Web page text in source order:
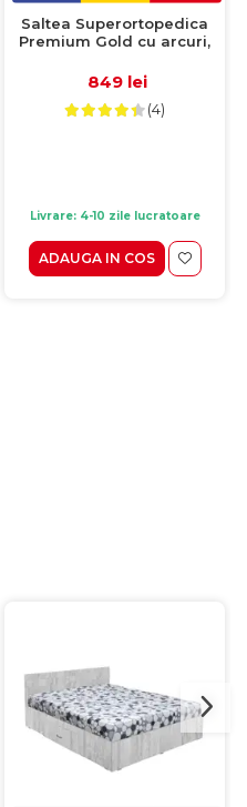
Saltea Superortopedica
Premium Gold cu arcuri,
vara/fata iarna
849 lei
(4)
Livrare: 4-10 zile lucratoare
ADAUGA IN COS